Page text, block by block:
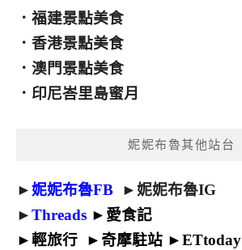
． 福建景點美食
． 香港景點美食
． 澳門景點美食
． 印尼峇里島蜜月
妮妮布魯其他站台
►妮妮布魯FB ►妮妮布魯IG
►Threads ► 愛食記
►輕旅行 ► 奇摩駐站 ►ETtoday